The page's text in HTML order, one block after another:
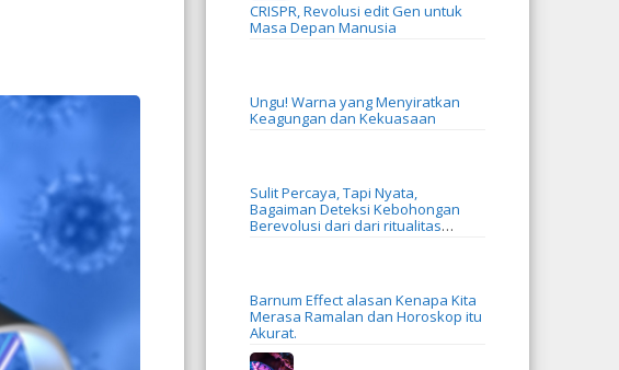
CRISPR, Revolusi edit Gen untuk
Masa Depan Manusia
Ungu! Warna yang Menyiratkan
Keagungan dan Kekuasaan
Sulit Percaya, Tapi Nyata,
Bagaiman Deteksi Kebohongan
Berevolusi dari dari ritualitas
Barnum Effect alasan Kenapa Kita
Merasa Ramalan dan Horoskop itu
Akurat.